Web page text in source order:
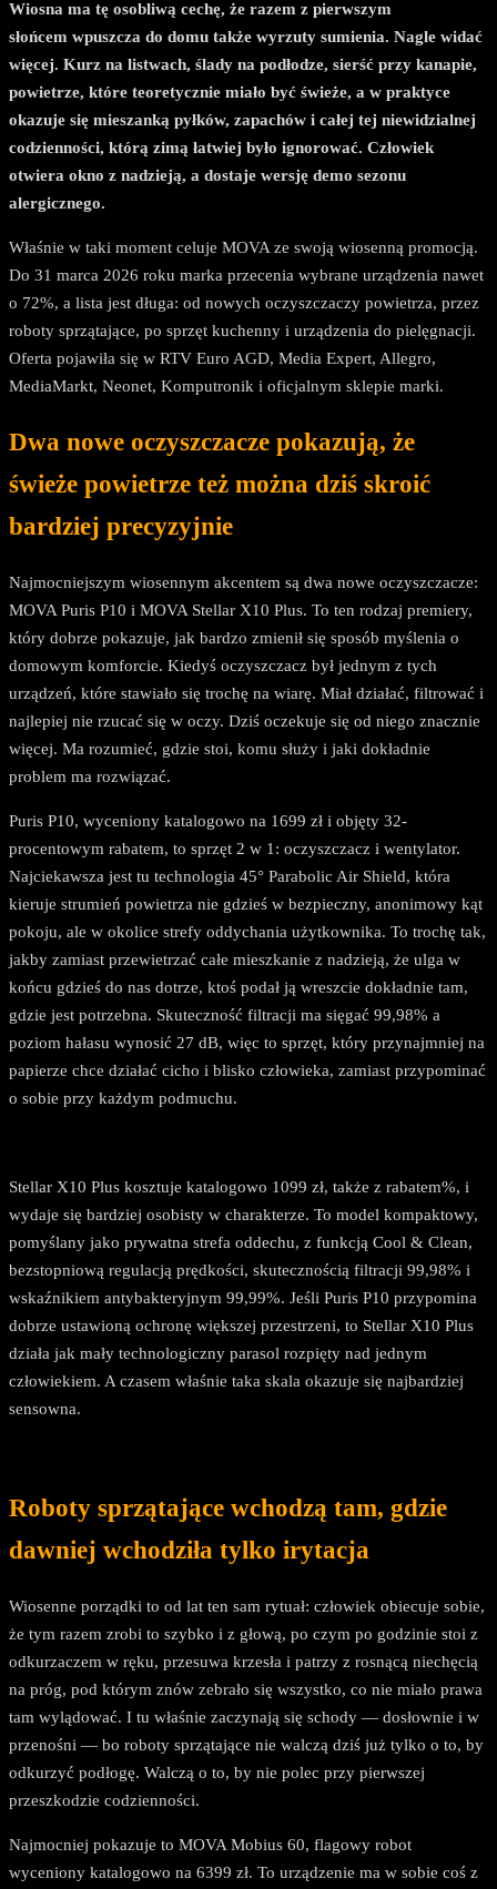
Wiosna ma tę osobliwą cechę, że razem z pierwszym
słońcem wpuszcza do domu także wyrzuty sumienia. Nagle widać
więcej. Kurz na listwach, ślady na podłodze, sierść przy kanapie,
powietrze, które teoretycznie miało być świeże, a w praktyce
okazuje się mieszanką pyłków, zapachów i całej tej niewidzialnej
codzienności, którą zimą łatwiej było ignorować. Człowiek
otwiera okno z nadzieją, a dostaje wersję demo sezonu
alergicznego.
Właśnie w taki moment celuje MOVA ze swoją wiosenną promocją.
Do 31 marca 2026 roku marka przecenia wybrane urządzenia nawet
o 72%, a lista jest długa: od nowych oczyszczaczy powietrza, przez
roboty sprzątające, po sprzęt kuchenny i urządzenia do pielęgnacji.
Oferta pojawiła się w RTV Euro AGD, Media Expert, Allegro,
MediaMarkt, Neonet, Komputronik i oficjalnym sklepie marki.
Dwa nowe oczyszczacze pokazują, że
świeże powietrze też można dziś skroić
bardziej precyzyjnie
Najmocniejszym wiosennym akcentem są dwa nowe oczyszczacze:
MOVA Puris P10 i MOVA Stellar X10 Plus. To ten rodzaj premiery,
który dobrze pokazuje, jak bardzo zmienił się sposób myślenia o
domowym komforcie. Kiedyś oczyszczacz był jednym z tych
urządzeń, które stawiało się trochę na wiarę. Miał działać, filtrować i
najlepiej nie rzucać się w oczy. Dziś oczekuje się od niego znacznie
więcej. Ma rozumieć, gdzie stoi, komu służy i jaki dokładnie
problem ma rozwiązać.
Puris P10, wyceniony katalogowo na 1699 zł i objęty 32-
procentowym rabatem, to sprzęt 2 w 1: oczyszczacz i wentylator.
Najciekawsza jest tu technologia 45° Parabolic Air Shield, która
kieruje strumień powietrza nie gdzieś w bezpieczny, anonimowy kąt
pokoju, ale w okolice strefy oddychania użytkownika. To trochę tak,
jakby zamiast przewietrzać całe mieszkanie z nadzieją, że ulga w
końcu gdzieś do nas dotrze, ktoś podał ją wreszcie dokładnie tam,
gdzie jest potrzebna. Skuteczność filtracji ma sięgać 99,98% a
poziom hałasu wynosić 27 dB, więc to sprzęt, który przynajmniej na
papierze chce działać cicho i blisko człowieka, zamiast przypominać
o sobie przy każdym podmuchu.
Stellar X10 Plus kosztuje katalogowo 1099 zł, także z rabatem%, i
wydaje się bardziej osobisty w charakterze. To model kompaktowy,
pomyślany jako prywatna strefa oddechu, z funkcją Cool & Clean,
bezstopniową regulacją prędkości, skutecznością filtracji 99,98% i
wskaźnikiem antybakteryjnym 99,99%. Jeśli Puris P10 przypomina
dobrze ustawioną ochronę większej przestrzeni, to Stellar X10 Plus
działa jak mały technologiczny parasol rozpięty nad jednym
człowiekiem. A czasem właśnie taka skala okazuje się najbardziej
sensowna.
Roboty sprzątające wchodzą tam, gdzie
dawniej wchodziła tylko irytacja
Wiosenne porządki to od lat ten sam rytuał: człowiek obiecuje sobie,
że tym razem zrobi to szybko i z głową, po czym po godzinie stoi z
odkurzaczem w ręku, przesuwa krzesła i patrzy z rosnącą niechęcią
na próg, pod którym znów zebrało się wszystko, co nie miało prawa
tam wylądować. I tu właśnie zaczynają się schody — dosłownie i w
przenośni — bo roboty sprzątające nie walczą dziś już tylko o to, by
odkurzyć podłogę. Walczą o to, by nie polec przy pierwszej
przeszkodzie codzienności.
Najmocniej pokazuje to MOVA Mobius 60, flagowy robot
wyceniony katalogowo na 6399 zł. To urządzenie ma w sobie coś z